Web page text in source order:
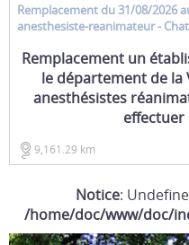
Remplacement du 31/08/2026
anesthesiste-reanimateur-
Remplacement un
le département de la
anesthésistes
effectuer
9,161.29 km
Notice:
/home/doc/www/doc/